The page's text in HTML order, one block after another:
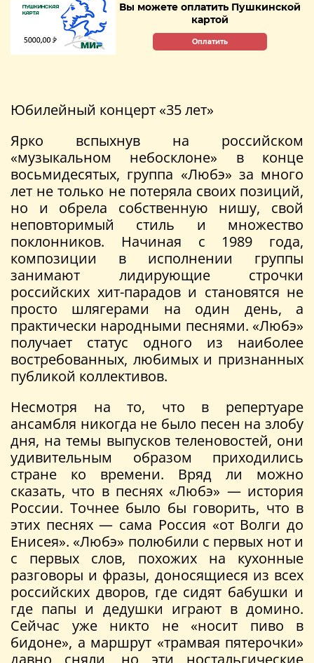
Вы можете оплатить Пушкинской
картой
Оплатить
Юбилейный концерт «35 лет»
Ярко вспыхнув на российском
«музыкальном небосклоне» в конце
восьмидесятых, группа «Любэ» за много
лет не только не потеряла своих позиций,
но и обрела собственную нишу, свой
неповторимый стиль и множество
поклонников. Начиная с 1989 года,
композиции в исполнении группы
занимают лидирующие строчки
российских хит-парадов и становятся не
просто шлягерами на один день, а
практически народными песнями. «Любэ»
получает статус одного из наиболее
востребованных, любимых и признанных
публикой коллективов.
Несмотря на то, что в репертуаре
ансамбля никогда не было песен на злобу
дня, на темы выпусков теленовостей, они
удивительным образом приходились
стране ко времени. Вряд ли можно
сказать, что в песнях «Любэ» — история
России. Точнее было бы говорить, что в
этих песнях — сама Россия «от Волги до
Енисея». «Любэ» полюбили с первых нот и
с первых слов, похожих на кухонные
разговоры и фразы, доносящиеся из всех
российских дворов, где сидят бабушки и
где папы и дедушки играют в домино.
Сейчас уже никто не «носит пиво в
бидоне», а маршрут «трамвая пятерочки»
давно сняли, но эти ностальгические